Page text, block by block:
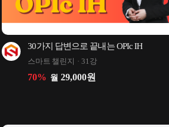
30가지 답변으로 끝내는 OPIc IH
스마트 챌린지 31강
70% 월 29,000원